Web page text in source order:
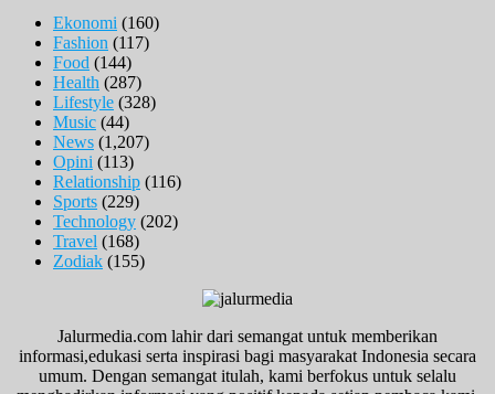
Ekonomi (160)
Fashion (117)
Food (144)
Health (287)
Lifestyle (328)
Music (44)
News (1,207)
Opini (113)
Relationship (116)
Sports (229)
Technology (202)
Travel (168)
Zodiak (155)
Jalurmedia.com lahir dari semangat untuk memberikan
informasi,edukasi serta inspirasi bagi masyarakat Indonesia secara
umum. Dengan semangat itulah, kami berfokus untuk selalu